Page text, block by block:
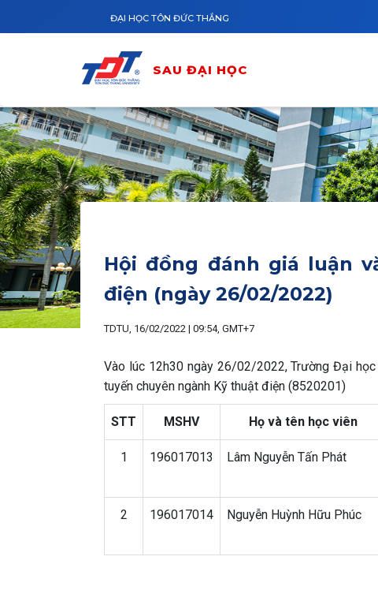
ĐẠI HỌC TÔN ĐỨC THẮNG
SAU ĐẠI HỌC
Hội đồng đánh giá luận
điện (ngày 26/02/2022)
TDTU, 16/02/2022 | 09:54, GMT+7
Vào lúc 12h30 ngày 26/02/2022, Trường Đại
tuyến chuyên ngành Kỹ thuật điện (8520201)
STT MSHV Họ và tên học viên
1 196017013 Lâm Nguyễn Tấn Phát
2 196017014 Nguyễn Huỳnh Hữu Phúc